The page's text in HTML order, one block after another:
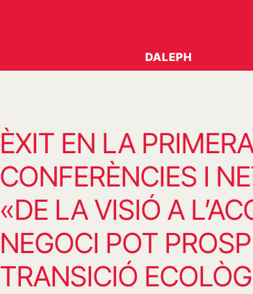
DALEPH
ÈXIT EN LA
CONFERÈNCIES I
«DE LA VISIÓ A
NEGOCI POT
TRANSICIÓ